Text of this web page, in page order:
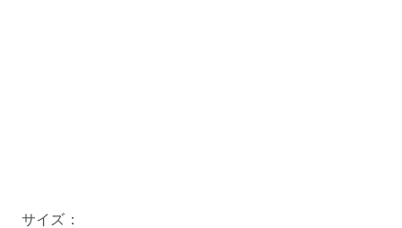
サイズ：